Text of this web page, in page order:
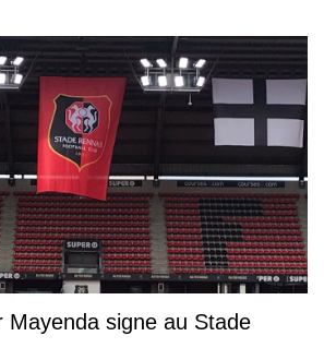
Mayenda signe au Stade